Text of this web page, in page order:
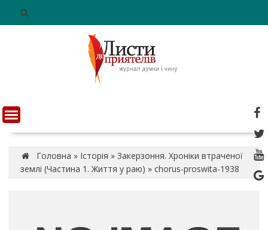
n
t
Головна » Історія » Закерзоння. Хроніки втраченої
землі (Частина 1. Життя у раю) » chorus-proswita-1938